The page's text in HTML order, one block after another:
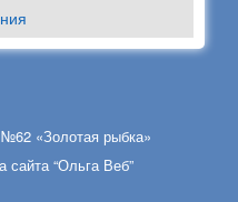
«Золотая рыбка»
сайта “Ольга Веб”